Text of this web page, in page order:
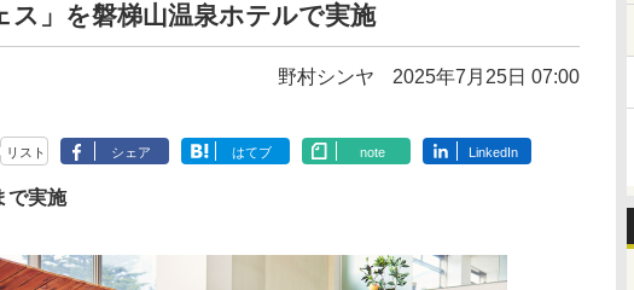
ス」を磐梯山温泉ホテルで実施
野村シンヤ 2025年7月25日 07:00
リスト シェア はてブ note LinkedIn
で実施